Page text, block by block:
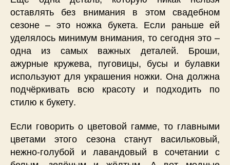
оставлять без внимания в этом свадебном
сезоне – это ножка букета. Если раньше ей
уделялось минимум внимания, то сегодня это –
одна из самых важных деталей. Броши,
ажурные кружева, пуговицы, бусы и булавки
используют для украшения ножки. Она должна
подчёркивать всю красоту и подходить по
стилю к букету.
Если говорить о цветовой гамме, то главными
цветами этого сезона станут васильковый,
нежно-голубой и лавандовый в сочетании с